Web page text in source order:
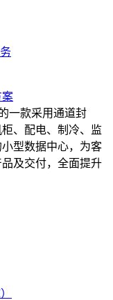
案
一款采用通道封
、配电、制冷、监
型数据中心，为客
及交付，全面提升